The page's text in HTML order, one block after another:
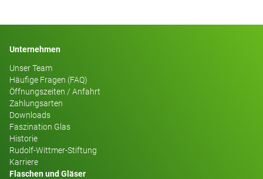
Unternehmen
Unser Team
Häufige Fragen (FAQ)
Öffnungszeiten / Anfahrt
Zahlungsarten
Downloads
Faszination Glas
Historie
Rudolf-Wittmer-Stiftung
Karriere
Flaschen und Gläser